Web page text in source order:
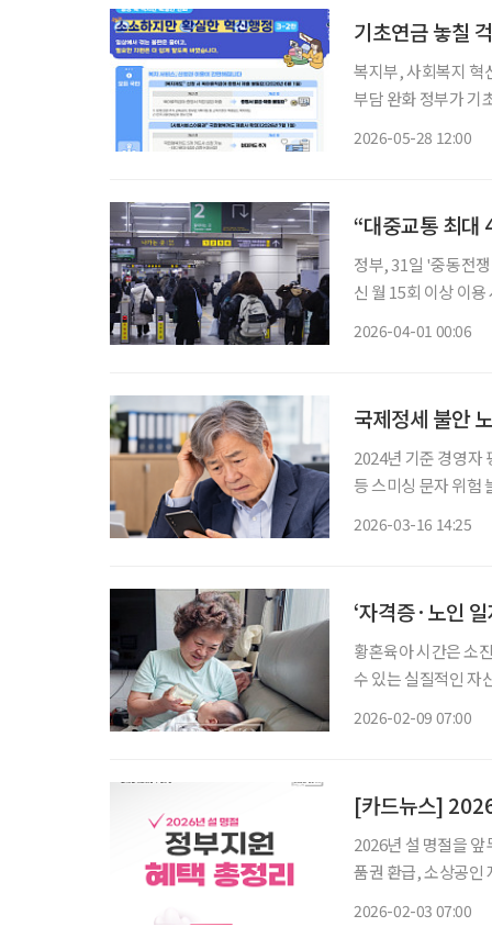
기초연금 놓칠
복지부, 사회복지 혁신행정 과제 4건
부담 완화 정부가 기초연금 신청 절차를 간소화하고 육아휴직급여 관련 서류 제출 부담을 줄
2026-05-28 12:00
“대중교통 최대
정부, 31일 '중동전쟁 위기 극복
신 월 15회 이상 이용 시 최대 45% 환급 소득하
2026-04-01 00:06
국제정세 불안
2024년 기준 경영자
등 스미싱 문자 위험 늘어 최근 중동 사태를 틈타 정부와 금융기관을 사칭한
2026-03-16 14:25
‘자격증·노인
황혼육아 시간은 소
수 있는 실질적인 자
2026-02-09 07:00
[카드뉴스]
2026년 설 명절을
품권 환급, 소상공인
2026-02-03 07:00